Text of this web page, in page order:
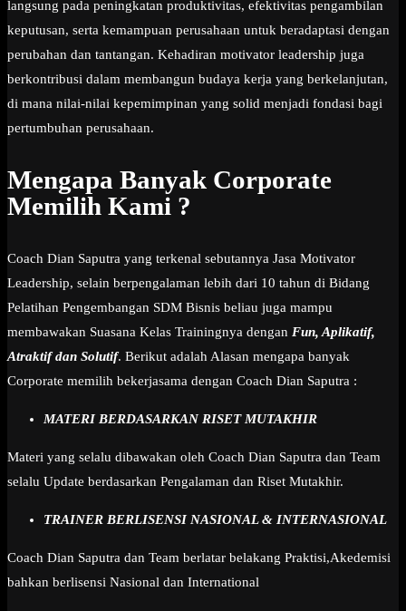
langsung pada peningkatan produktivitas, efektivitas pengambilan
keputusan, serta kemampuan perusahaan untuk beradaptasi dengan
perubahan dan tantangan. Kehadiran motivator leadership juga
berkontribusi dalam membangun budaya kerja yang berkelanjutan,
di mana nilai-nilai kepemimpinan yang solid menjadi fondasi bagi
pertumbuhan perusahaan.
Mengapa Banyak Corporate
Memilih Kami ?
Coach Dian Saputra yang terkenal sebutannya Jasa Motivator
Leadership, selain berpengalaman lebih dari 10 tahun di Bidang
Pelatihan Pengembangan SDM Bisnis beliau juga mampu
membawakan Suasana Kelas Trainingnya dengan Fun, Aplikatif,
Atraktif dan Solutif. Berikut adalah Alasan mengapa banyak
Corporate memilih bekerjasama dengan Coach Dian Saputra :
MATERI BERDASARKAN RISET MUTAKHIR
Materi yang selalu dibawakan oleh Coach Dian Saputra dan Team
selalu Update berdasarkan Pengalaman dan Riset Mutakhir.
TRAINER BERLISENSI NASIONAL & INTERNASIONAL
Coach Dian Saputra dan Team berlatar belakang Praktisi,Akedemisi
bahkan berlisensi Nasional dan International